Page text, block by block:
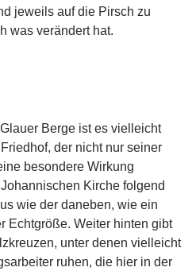
jeweils auf die Pirsch zu
was verändert hat.
Berge ist es vielleicht
der nicht nur seiner
besondere Wirkung
Kirche folgend
wie der daneben, wie ein
Echtgröße. Weiter hinten gibt
unter denen vielleicht
ruhen, die hier in der